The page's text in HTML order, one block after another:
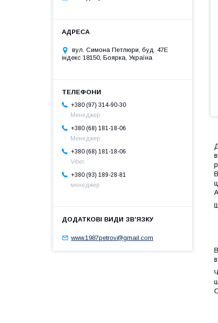
вул. Симона Петлюри, буд. 47Е
індекс 18150, Боярка, Україна
+380 (97) 314-90-30
Менеджер
+380 (68) 181-18-06
Менеджер
+380 (68) 181-18-06
Viber,
+380 (93) 189-28-81
менеджер
www.1987petrov@gmail.com